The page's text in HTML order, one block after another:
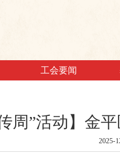
工会要闻
周”活动】金
2025-